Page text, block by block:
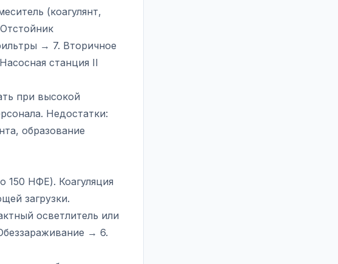
(коагулянт,
→ 7. Вторичное
станция II
при высокой
Недостатки:
образование
150 НФЕ). Коагуляция
загрузки.
осветлитель или
→ 6.